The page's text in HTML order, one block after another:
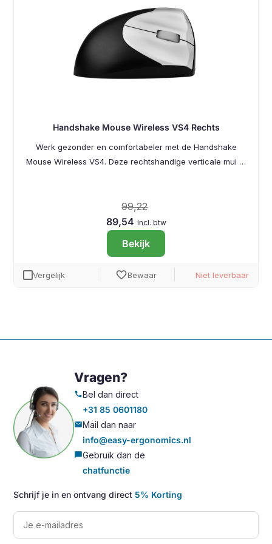
Handshake Mouse Wireless VS4 Rechts
Werk gezonder en comfortabeler met de Handshake
Mouse Wireless VS4. Deze rechtshandige verticale mui …
99,22
89,54 Incl. btw
Bekijk
Vergelijk favoriteBewaar Niet leverbaar
Vragen?
callBel dan direct
+31 85 0601180
mailMail dan naar
info@easy-ergonomics.nl
chat_bubbleGebruik dan de
chatfunctie
Schrijf je in en ontvang direct5% Korting